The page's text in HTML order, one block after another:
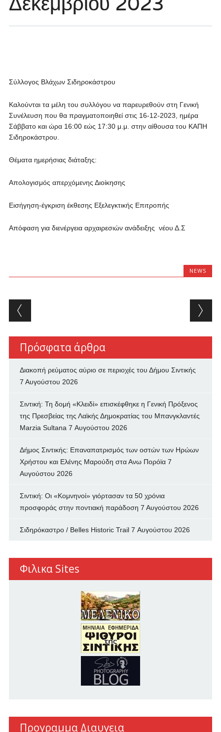
Σύλλογος Βλάχων Σιδηροκάστρου
Καλούνται τα μέλη του συλλόγου να παρευρεθούν στη Γενική
Συνέλευση που θα πραγματοποιηθεί στις 16-12-2023, ημέρα
Σάββατο και ώρα 16:00 εώς 17:30 μ.μ. στην αίθουσα του ΚΑΠΗ
Σιδηροκάστρου.
Θέματα ημερήσιας διάταξης:
Απολογισμός απερχόμενης Διοίκησης
Εισήγηση-έγκριση έκθεσης Εξελεγκτικής Επιτροπής
Απόφαση για διενέργεια αρχαιρεσιών ανάδειξης νέου Δ.Σ
NEWS
Post navigation
Πρόσφατα άρθρα
Διακοπή ρεύματος αύριο σε περιοχές του Δήμου Σιντικής
7 Αυγούστου 2026
Σιντική: Τη δομή «Κλειδί» επισκέφθηκε η Γενική Πρόξενος
της Πρεσβείας της Λαϊκής Δημοκρατίας του Μπανγκλαντές
Marzia Sultana 7 Αυγούστου 2026
Δήμος Σιντικής: Επαναπατρισμός των oστών των Ηρώων
Χρήστου και Ελένης Μαρούδη στα Ανω Πορόϊα 7
Αυγούστου 2026
Σιντική: Οι «Κομνηνοί» γιόρτασαν τα 50 χρόνια
προσφοράς στην ποντιακή παράδοση 7 Αυγούστου 2026
Σιδηρόκαστρο / Belles Historic Trail 7 Αυγούστου 2026
Φιλικα Sites
Προγραμμα Διαυγεια